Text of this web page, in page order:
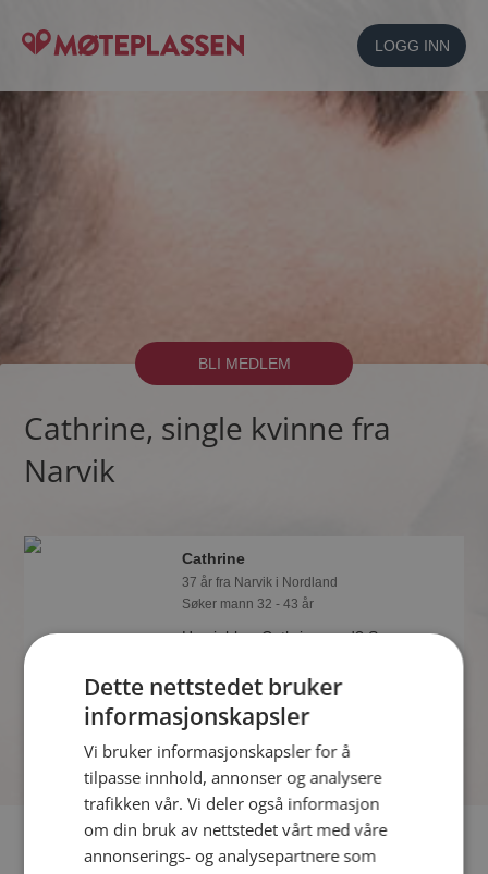
LOGG INN
BLI MEDLEM
Cathrine, single kvinne fra
Narvik
Cathrine
37 år fra Narvik i Nordland
Søker mann 32 - 43 år
Hva jobber Cathrine med? Som
alle mulige detaljer om de single.
Fler single
Dette nettstedet bruker
informasjonskapsler
Vi bruker informasjonskapsler for å
tilpasse innhold, annonser og analysere
trafikken vår. Vi deler også informasjon
om din bruk av nettstedet vårt med våre
annonserings- og analysepartnere som